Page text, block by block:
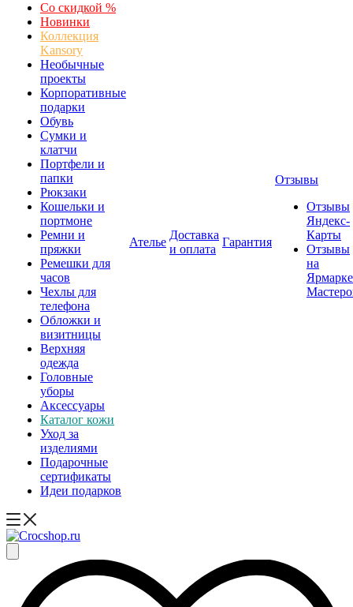
Со скидкой %
Новинки
Коллекция
Kansory
Необычные
проекты
Корпоративные
подарки
Обувь
Сумки и
клатчи
Портфели и
папки
Рюкзаки
Кошельки и
портмоне
Ремни и
пряжки
Ремешки для
часов
Чехлы для
телефона
Обложки и
визитницы
Верхняя
одежда
Головные
уборы
Аксессуары
Каталог кожи
Уход за
изделиями
Подарочные
сертификаты
Идеи подарков
Ателье
Доставка
и оплата
Гарантия
Отзывы
Отзывы
Яндекс-
Карты
Отзывы
на
Ярмарке